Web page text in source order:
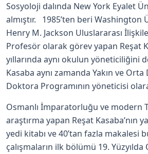
Sosyoloji dalında New York Eyalet
almıştır. 1985’ten beri Washington
Henry M. Jackson Uluslararası
Profesör olarak görev yapan Reşat
yıllarında aynı okulun yöneticiliğini
Kasaba aynı zamanda Yakın ve Orta
Doktora Programının yöneticisi
Osmanlı İmparatorluğu ve modern
araştırma yapan Reşat Kasaba’nın
yedi kitabı ve 40’tan fazla makalesi
çalışmaların ilk bölümü 19. Yüzyılda